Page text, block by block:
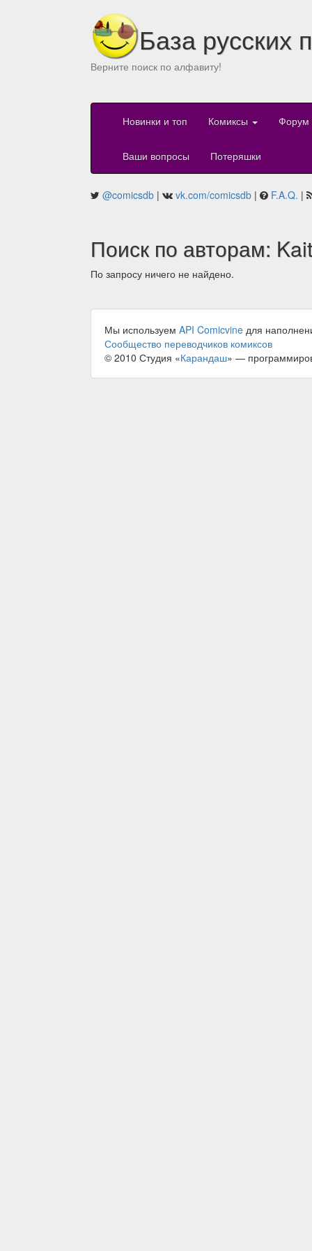
База русских
Верните поиск по алфавиту!
Новинки и топ Комиксы Форум
Ваши вопросы Потеряшки
@comicsdb | vk.com/comicsdb | F.A.Q. |
Поиск по авторам:
По запросу ничего не найдено.
Мы используем API Comicvine для
Сообщество переводчиков комиксов
© 2010 Студия «Карандаш» —